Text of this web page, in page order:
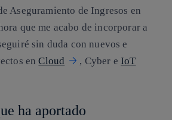
Aseguramiento de Ingresos en
que me acabo de incorporar a
sin duda con nuevos e
enCloud , Cyber e IoT
ha aportado